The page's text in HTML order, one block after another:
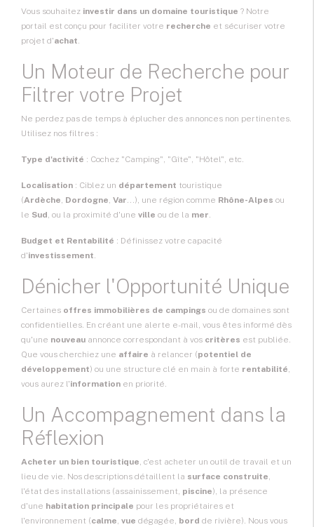
Vous souhaitez investir dans un domaine touristique ? Notre
portail est conçu pour faciliter votre recherche et sécuriser votre
projet d'achat.
Un Moteur de Recherche pour
Filtrer votre Projet
Ne perdez pas de temps à éplucher des annonces non pertinentes.
Utilisez nos filtres :
Type d'activité : Cochez "Camping", "Gîte", "Hôtel", etc.
Localisation : Ciblez un département touristique
(Ardèche, Dordogne, Var...), une région comme Rhône-Alpes ou
le Sud, ou la proximité d'une ville ou de la mer.
Budget et Rentabilité : Définissez votre capacité
d'investissement.
Dénicher l'Opportunité Unique
Certaines offres immobilières de campings ou de domaines sont
confidentielles. En créant une alerte e-mail, vous êtes informé dès
qu'une nouveau annonce correspondant à vos critères est publiée.
Que vous cherchiez une affaire à relancer (potentiel de
développement) ou une structure clé en main à forte rentabilité,
vous aurez l'information en priorité.
Un Accompagnement dans la
Réflexion
Acheter un bien touristique, c'est acheter un outil de travail et un
lieu de vie. Nos descriptions détaillent la surface construite,
l'état des installations (assainissement, piscine), la présence
d'une habitation principale pour les propriétaires et
l'environnement (calme, vue dégagée, bord de rivière). Nous vous